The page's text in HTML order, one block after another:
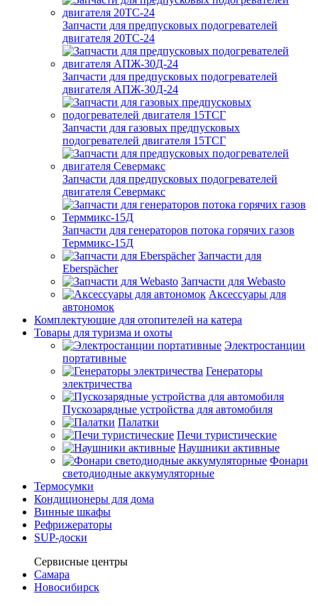
Запчасти для предпусковых подогревателей
двигателя 20ТС-24
Запчасти для предпусковых подогревателей
двигателя АПЖ-30Д-24
Запчасти для газовых предпусковых
подогревателей двигателя 15ТСГ
Запчасти для предпусковых подогревателей
двигателя Севермакс
Запчасти для генераторов потока горячих газов
Терммикс-15Д
Запчасти для
Eberspächer
Запчасти для Webasto
Аксессуары для
автономок
Комплектующие для отопителей на катера
Товары для туризма и охоты
Электростанции
портативные
Генераторы
электричества
Пускозарядные устройства для автомобиля
Палатки
Печи туристические
Наушники активные
Фонари
светодиодные аккумуляторные
Термосумки
Кондиционеры для дома
Винные шкафы
Рефрижераторы
SUP-доски
Сервисные центры
Самара
Новосибирск